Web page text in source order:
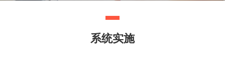
系统实施